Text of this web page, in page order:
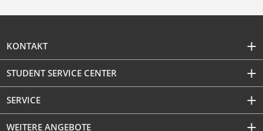
KONTAKT
STUDENT SERVICE CENTER
SERVICE
WEITERE ANGEBOTE